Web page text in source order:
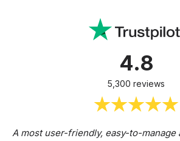
4.8
5,300 reviews
A most user-friendly, easy-to-manage